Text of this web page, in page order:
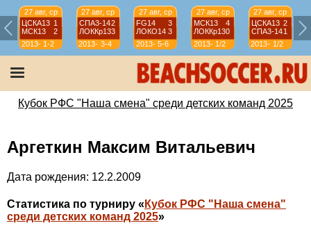
27 авг, ср
ЦСКА13 1
МСК13
2
2013-
2014
1-2
27 авг, ср
СПА3-142
ЛОККр133
2013-
2014
3-4
27 авг, ср
FG14
3
ЛОКО14 3
2013-
2014
5-6
27 авг, ср
МСК13
4
ЛОККр130
2013-
2014
1/2
27 авг, ср
ЦСКА13 2
СПА3-141
2013-
2014
1/2
Кубок РФС "Наша смена" среди детских команд 2025
Аргеткин Максим Витальевич
Дата рождения: 12.2.2009
Статистика по турниру « Кубок РФС "Наша смена"
среди детских команд 2025»